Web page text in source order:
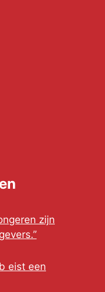
zijn
eist een